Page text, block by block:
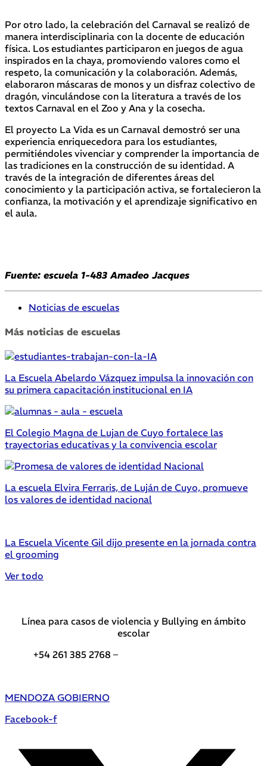
Por otro lado, la celebración del Carnaval se realizó de
manera interdisciplinaria con la docente de educación
física. Los estudiantes participaron en juegos de agua
inspirados en la chaya, promoviendo valores como el
respeto, la comunicación y la colaboración. Además,
elaboraron máscaras de monos y un disfraz colectivo de
dragón, vinculándose con la literatura a través de los
textos Carnaval en el Zoo y Ana y la cosecha.
El proyecto La Vida es un Carnaval demostró ser una
experiencia enriquecedora para los estudiantes,
permitiéndoles vivenciar y comprender la importancia de
las tradiciones en la construcción de su identidad. A
través de la integración de diferentes áreas del
conocimiento y la participación activa, se fortalecieron la
confianza, la motivación y el aprendizaje significativo en
el aula.
Fuente: escuela 1-483 Amadeo Jacques
Noticias de escuelas
Más noticias de escuelas
La Escuela Abelardo Vázquez impulsa la innovación con
su primera capacitación institucional en IA
El Colegio Magna de Lujan de Cuyo fortalece las
trayectorias educativas y la convivencia escolar
La escuela Elvira Ferraris, de Luján de Cuyo, promueve
los valores de identidad nacional
La Escuela Vicente Gil dijo presente en la jornada contra
el grooming
Ver todo
Línea para casos de violencia y Bullying en ámbito
escolar
+54 261 385 2768 –
MENDOZA GOBIERNO
Facebook-f